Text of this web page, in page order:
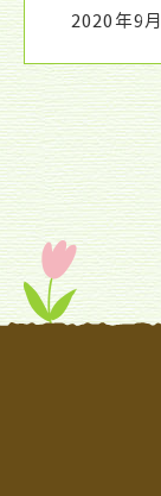
2020年9月